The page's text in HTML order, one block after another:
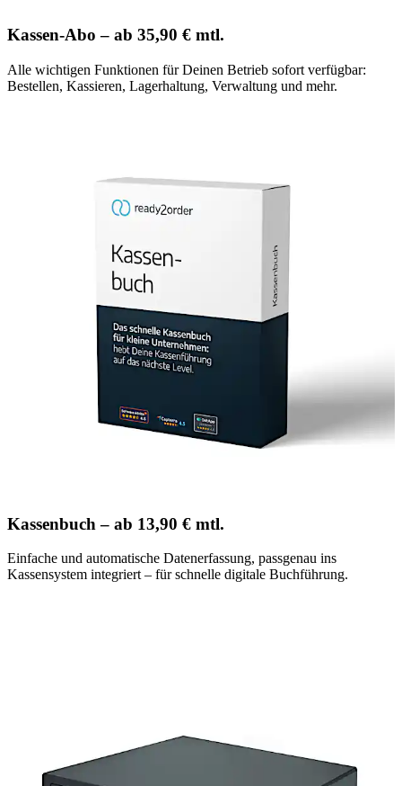
Kassen-Abo – ab 35,90 € mtl.
Alle wichtigen Funktionen für Deinen Betrieb sofort verfügbar:
Bestellen, Kassieren, Lagerhaltung, Verwaltung und mehr.
Kassenbuch – ab 13,90 € mtl.
Einfache und automatische Datenerfassung, passgenau ins
Kassensystem integriert – für schnelle digitale Buchführung.